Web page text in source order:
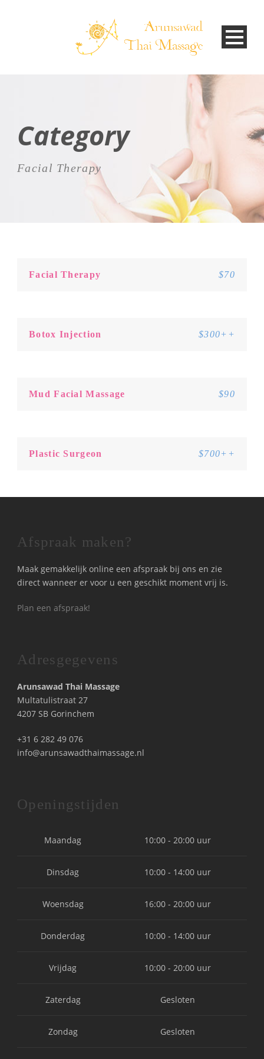
Category
Facial Therapy
Facial Therapy $70
Botox Injection $300++
Mud Facial Massage $90
Plastic Surgeon $700++
Afspraak maken?
Maak gemakkelijk online een afspraak bij ons en zie
direct wanneer er voor u een geschikt moment vrij is.
Plan een afspraak!
Adresgegevens
Arunsawad Thai Massage
Multatulistraat 27
4207 SB Gorinchem
+31 6 282 49 076
info@arunsawadthaimassage.nl
Openingstijden
Maandag 10:00 - 20:00 uur
Dinsdag 10:00 - 14:00 uur
Woensdag 16:00 - 20:00 uur
Donderdag 10:00 - 14:00 uur
Vrijdag 10:00 - 20:00 uur
Zaterdag Gesloten
Zondag Gesloten